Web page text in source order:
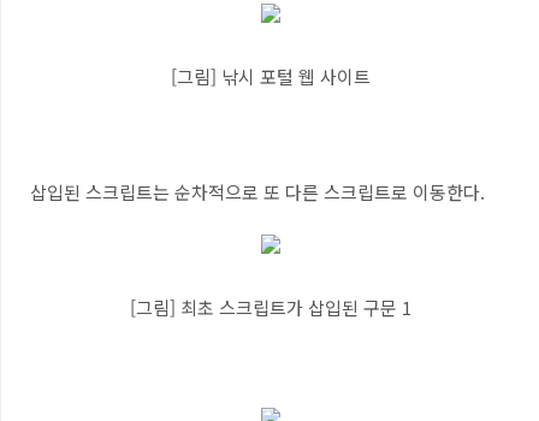
[그림] 낚시 포털 웹 사이트
삽입된 스크립트는 순차적으로 또 다른 스크립트로 이동한다.
[그림] 최초 스크립트가 삽입된 구문 1